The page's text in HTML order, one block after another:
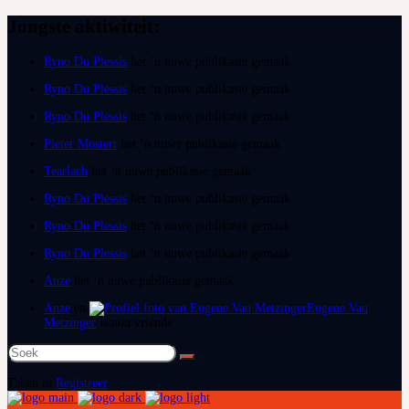
Ryno Du Plessis
Ryno Du Plessis
Ryno Du Plessis
Pieter Mostert
Tearlach
Ryno Du Plessis
Ryno Du Plessis
Ryno Du Plessis
Anze
Anze
Eugene Van
Metzinger
Soek
na:
Registreer